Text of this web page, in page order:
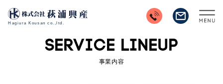
SERVICE LINEUP
事業内容